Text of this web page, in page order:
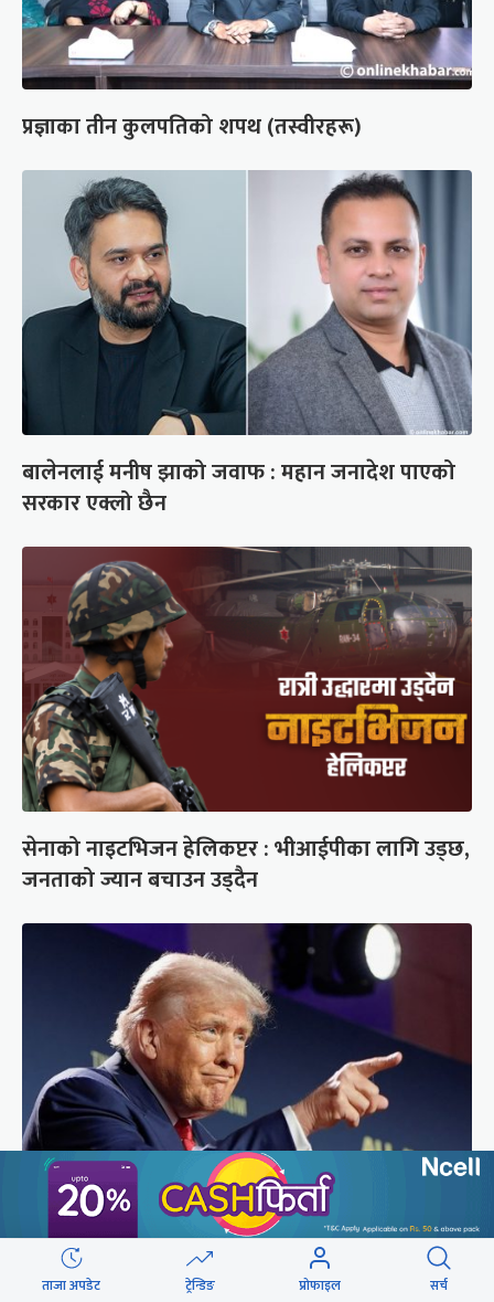
प्रज्ञाका तीन कुलपतिको शपथ (तस्वीरहरू)
बालेनलाई मनीष झाको जवाफ : महान जनादेश पाएको
सरकार एक्लो छैन
सेनाको नाइटभिजन हेलिकप्टर : भीआईपीका लागि उड्छ,
जनताको ज्यान बचाउन उड्दैन
अमेरिकामा रूसमाथि प्रतिबन्ध लगाउने विधेयक पारित,
भारतसहित ५ देशमा शतप्रतिशत भन्सार शुल्क
ताजा अपडेट ट्रेन्डिङ प्रोफाइल सर्च